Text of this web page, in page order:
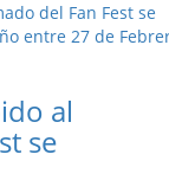
al
se